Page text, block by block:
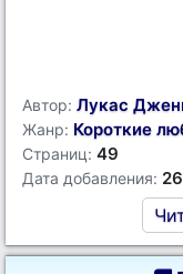
Автор: Лукас
Жанр: Короткие
Страниц: 49
Дата добавления: